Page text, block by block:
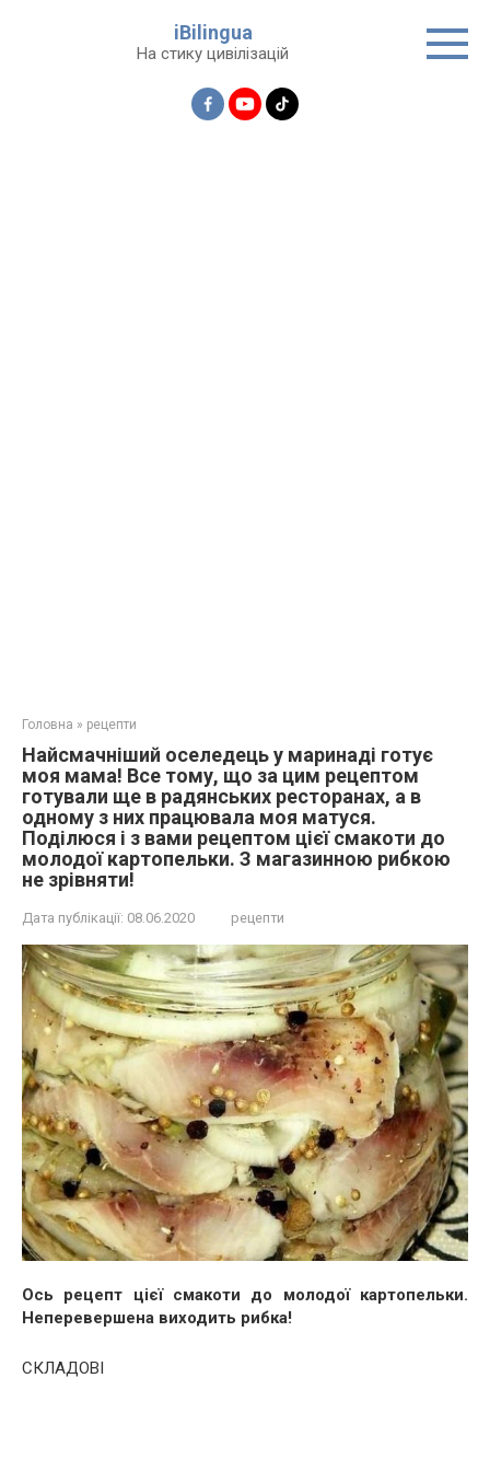
iBilingua
На стику цивілізацій
Головна » рецепти
Найсмачніший оселедець у маринаді готує
моя мама! Все тому, що за цим рецептом
готували ще в радянських ресторанах, а в
одному з них працювала моя матуся.
Поділюся і з вами рецептом цієї смакоти до
молодої картопельки. З магазинною рибкою
не зрівняти!
Дата публікації: 08.06.2020 рецепти
Ось рецепт цієї смакоти до молодої картопельки.
Неперевершена виходить рибка!
СКЛАДОВІ